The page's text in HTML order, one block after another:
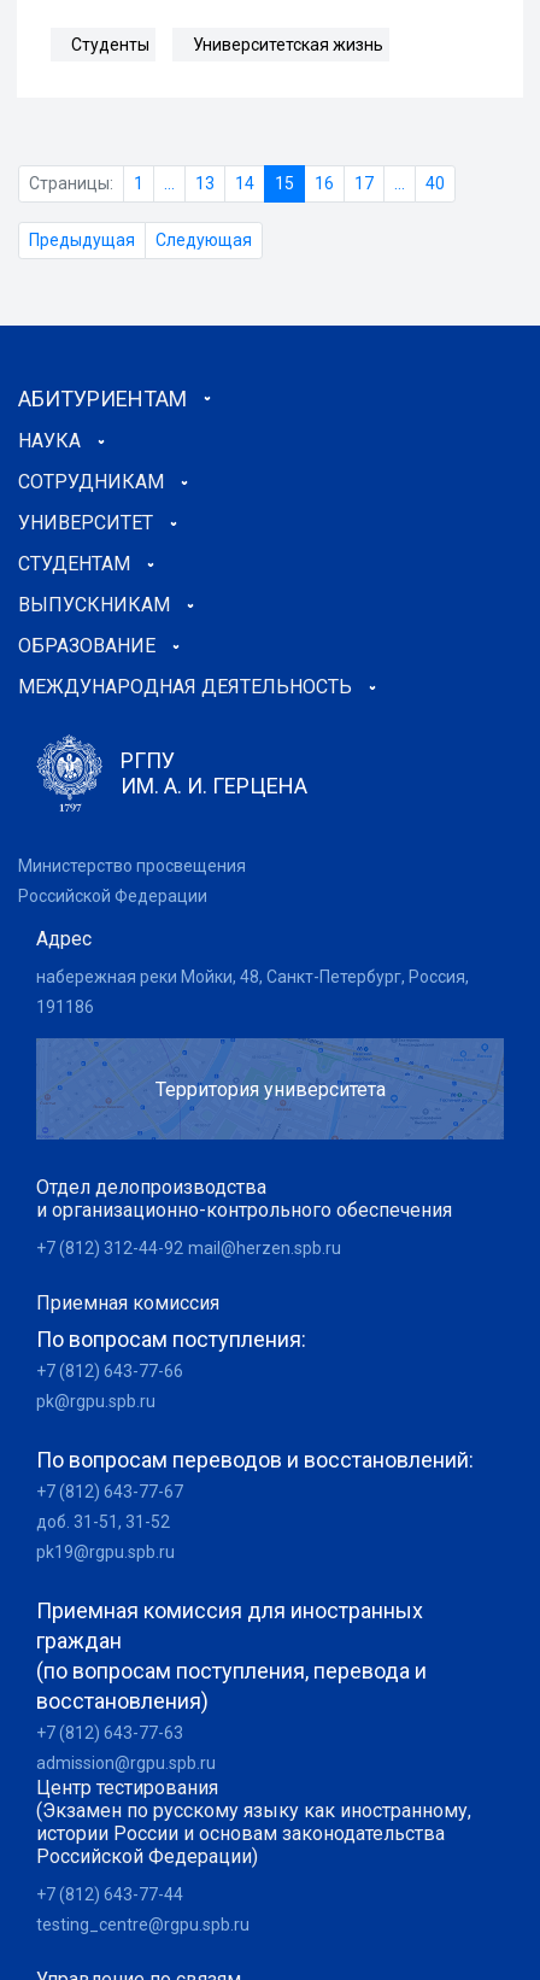
Студенты Университетская жизнь
Страницы: 1 13 14 15 16 17 40
Предыдущая Следующая
АБИТУРИЕНТАМ
НАУКА
СОТРУДНИКАМ
УНИВЕРСИТЕТ
СТУДЕНТАМ
ВЫПУСКНИКАМ
ОБРАЗОВАНИЕ
МЕЖДУНАРОДНАЯ ДЕЯТЕЛЬНОСТЬ
РГПУ
ИМ. А. И. ГЕРЦЕНА
Министерство просвещения
Российской Федерации
Адрес
набережная реки Мойки, 48, Санкт-Петербург, Россия,
191186
Территория университета
Отдел делопроизводства
и организационно-контрольного обеспечения
+7 (812) 312-44-92 mail@herzen.spb.ru
Приемная комиссия
По вопросам поступления:
+7 (812) 643-77-66
pk@rgpu.spb.ru
По вопросам переводов и восстановлений:
+7 (812) 643-77-67
доб. 31-51, 31-52
pk19@rgpu.spb.ru
Приемная комиссия для иностранных
граждан
(по вопросам поступления, перевода и
восстановления)
+7 (812) 643-77-63
admission@rgpu.spb.ru
Центр тестирования
(Экзамен по русскому языку как иностранному,
истории России и основам законодательства
Российской Федерации)
+7 (812) 643-77-44
testing_centre@rgpu.spb.ru